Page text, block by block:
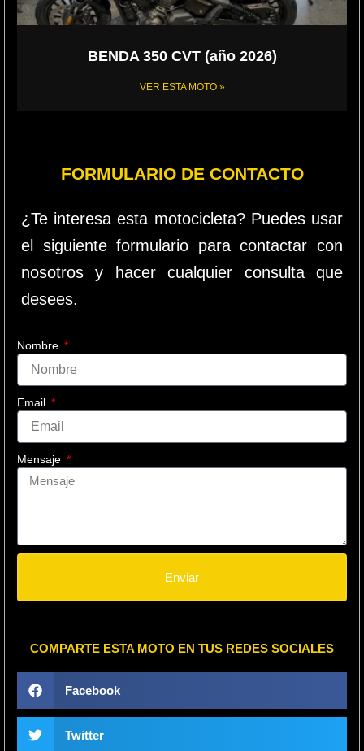
BENDA 350 CVT (año 2026)
VER ESTA MOTO »
FORMULARIO DE CONTACTO
¿Te interesa esta motocicleta? Puedes usar
el siguiente formulario para contactar con
nosotros y hacer cualquier consulta que
desees.
Nombre
Email
Mensaje
Enviar
COMPARTE ESTA MOTO EN TUS REDES SOCIALES
Facebook
Twitter